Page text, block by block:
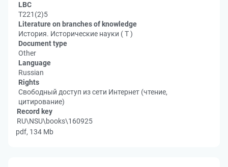
LBC
Т221(2)5
Literature on branches of knowledge
История. Исторические науки ( Т )
Document type
Other
Language
Russian
Rights
Свободный доступ из сети Интернет (чтение,
цитирование)
Record key
RU\NSU\books\160925
pdf, 134 Mb